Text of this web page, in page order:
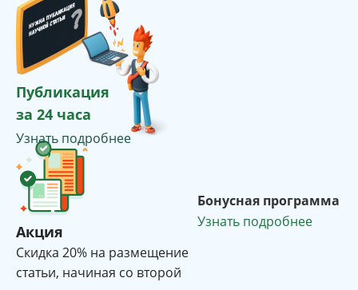
Публикация
за 24 часа
Узнать подробнее
Акция
Cкидка 20% на размещение
статьи, начиная со второй
Бонусная программа
Узнать подробнее